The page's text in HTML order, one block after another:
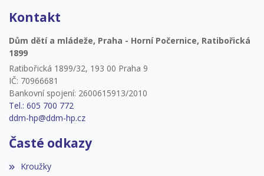
Kontakt
Dům dětí a mládeže, Praha - Horní Počernice, Ratibořická
1899
Ratibořická 1899/32, 193 00 Praha 9
IČ: 70966681
Bankovní spojení: 2600615913/2010
Tel.: 605 700 772
ddm-hp@ddm-hp.cz
Časté odkazy
Kroužky